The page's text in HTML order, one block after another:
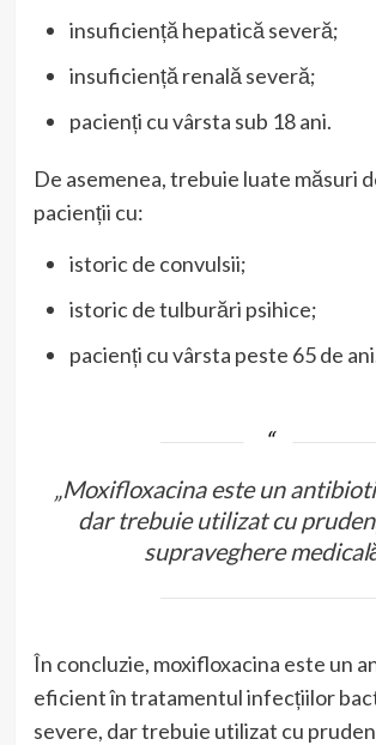
insuficiență hepatică severă;
insuficiență renală severă;
pacienți cu vârsta sub 18 ani.
De asemenea, trebuie luate măsuri
pacienții cu:
istoric de convulsii;
istoric de tulburări psihice;
pacienți cu vârsta peste 65 de
„Moxifloxacina este un
dar trebuie utilizat cu
supraveghere
În concluzie, moxifloxacina este un
eficient în tratamentul infecțiilor
severe, dar trebuie utilizat cu